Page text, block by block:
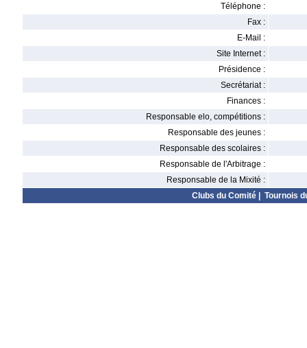
Téléphone :
Fax :
E-Mail :
Site Internet :
Présidence :
Secrétariat :
Finances :
Responsable elo, compétitions :
Responsable des jeunes :
Responsable des scolaires :
Responsable de l'Arbitrage :
Responsable de la Mixité :
Clubs du Comité| Tournois